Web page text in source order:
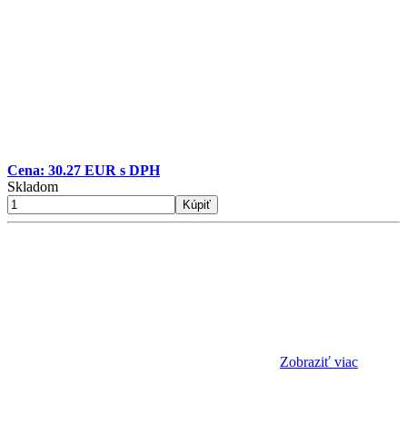
Cena: 30.27 EUR s DPH
Skladom
Kúpiť
Zobraziť viac